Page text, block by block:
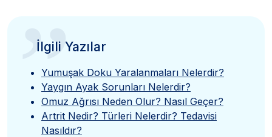
”
İlgili Yazılar
Yumuşak Doku Yaralanmaları Nelerdir?
Yaygın Ayak Sorunları Nelerdir?
Omuz Ağrısı Neden Olur? Nasıl Geçer?
Artrit Nedir? Türleri Nelerdir? Tedavisi
Nasıldır?